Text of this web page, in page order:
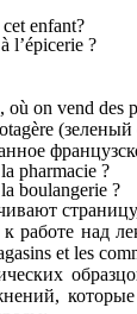
enfant?
l’épicerie ?
on vend des
(зеленый
pharmacie ?
boulangerie ?
работе над
et les